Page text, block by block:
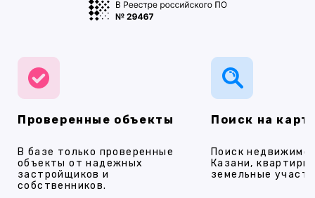
Проверенные объекты
В базе только проверенные
объекты от надежных
застройщиков и
собственников.
Поиск на
Поиск
Казани,
земельные